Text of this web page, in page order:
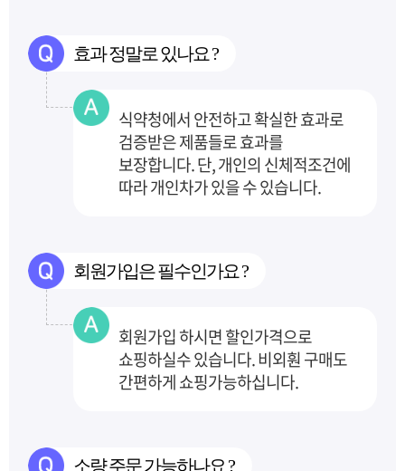
효과 정말로 있나요 ?
식약청에서 안전하고 확실한 효과로
검증받은 제품들로 효과를
보장합니다.단, 개인의 신체적조건에
따라 개인차가 있을 수 있습니다.
회원가입은 필수인가요 ?
회원가입 하시면 할인가격으로
쇼핑하실수 있습니다. 비외훤 구매도
간편하게 쇼핑가능하십니다.
소량 주문 가능하나요 ?